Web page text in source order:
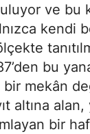
ve bu
kendi
bu
mekân
altına
bir